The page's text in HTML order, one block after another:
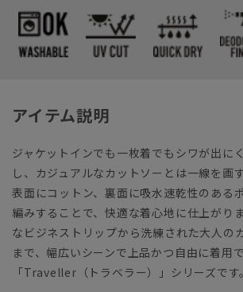
アイテム説明
ジャケットインでも一枚着でもシワが出に
し、カジュアルなカットソーとは一線を画
表面にコットン、裏面に吸水速乾性のある
編みすることで、快適な着心地に仕上がり
なビジネストリップから洗練された大人の
まで、幅広いシーンで上品かつ自由に着用
「Traveller（トラベラー）」シリーズです。